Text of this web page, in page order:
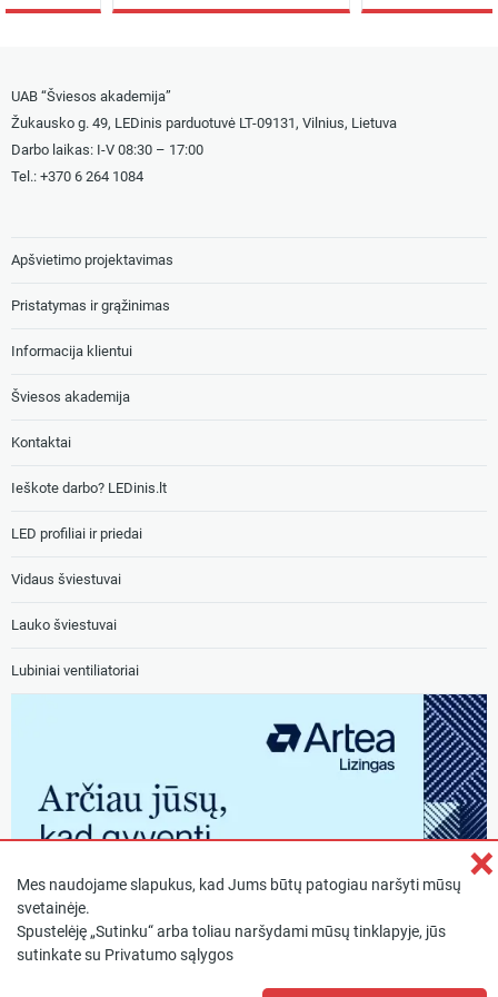
UAB “Šviesos akademija”
Žukausko g. 49, LEDinis parduotuvė LT-09131, Vilnius, Lietuva
Darbo laikas: I-V 08:30 – 17:00
Tel.: +370 6 264 1084
Apšvietimo projektavimas
Pristatymas ir grąžinimas
Informacija klientui
Šviesos akademija
Kontaktai
Ieškote darbo? LEDinis.lt
LED profiliai ir priedai
Vidaus šviestuvai
Lauko šviestuvai
Lubiniai ventiliatoriai
Mes naudojame slapukus, kad Jums būtų patogiau naršyti mūsų
svetainėje.
Spustelėję „Sutinku“ arba toliau naršydami mūsų tinklapyje, jūs
sutinkate su Privatumo sąlygos
×